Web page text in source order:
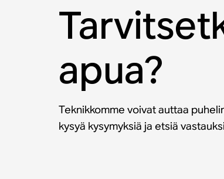
apua?
Teknikkomme voivat auttaa
kysyä kysymyksiä ja etsiä